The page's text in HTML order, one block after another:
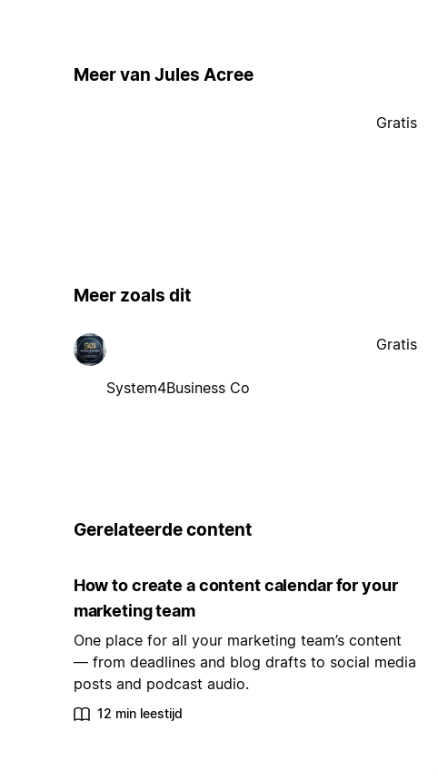
Meer van Jules Acree
Gratis
Meer zoals dit
System4Business Co
Gratis
Gerelateerde content
How to create a content calendar for your
marketing team
One place for all your marketing team’s content
— from deadlines and blog drafts to social media
posts and podcast audio.
12 min leestijd